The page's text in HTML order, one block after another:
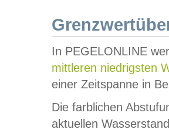
In PEGELONLINE
mittleren niedrigsten
einer Zeitspanne in
Die farblichen
aktuellen